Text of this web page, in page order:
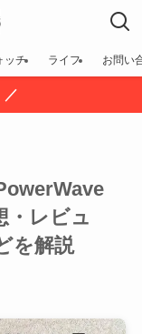
ッチ ライフ お問い
／
・レビュ
を解説